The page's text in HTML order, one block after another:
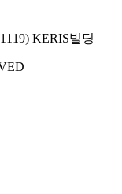
KERIS빌딩